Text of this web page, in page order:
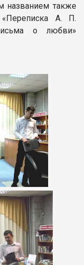
названием также
«Переписка А. П.
о любви»